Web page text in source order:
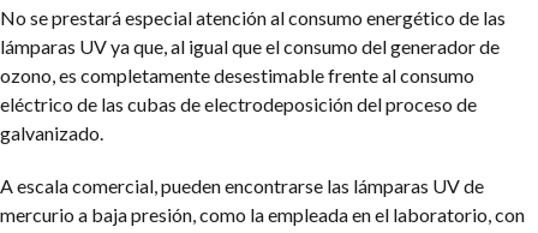
No se prestará especial atención al consumo energético de las
lámparas UV ya que, al igual que el consumo del generador de
ozono, es completamente desestimable frente al consumo
eléctrico de las cubas de electrodeposición del proceso de
galvanizado.
A escala comercial, pueden encontrarse las lámparas UV de
mercurio a baja presión, como la empleada en el laboratorio, con